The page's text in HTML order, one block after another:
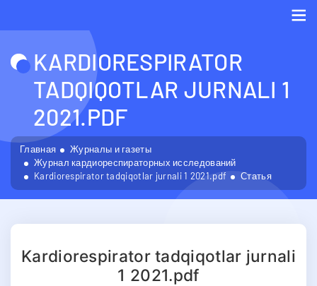
KARDIORESPIRATOR
TADQIQOTLAR JURNALI 1
2021.PDF
Главная
Журналы и газеты
Журнал кардиореспираторных исследований
Kardiorespirator tadqiqotlar jurnali 1 2021.pdf
Статья
Kardiorespirator tadqiqotlar jurnali
1 2021.pdf